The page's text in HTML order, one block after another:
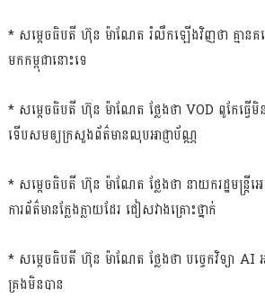
* សម្ដេចធិបតី ហ៊ុន ម៉ាណែត រំលឹកឡើងវិញថា គ្មាន
មកកម្ពុជានោះទេ
* សម្ដេចធិបតី ហ៊ុន ម៉ាណែត ថ្លែងថា VOD ពូកែធ្វើ
ទើបសមឲ្យក្រសួងព័ត៌មានលុបអាជ្ញាប័ណ្ណ
* សម្ដេចធិបតី ហ៊ុន ម៉ាណែត ថ្លែងថា នាយករដ្ឋមន្ដ្រីអ
ការព័ត៌មានក្លែងក្លាយដែរ ជៀសវាងគ្រោះថ្នាក់
* សម្ដេចធិបតី ហ៊ុន ម៉ាណែត ថ្លែងថា បច្ចេកវិទ្យា AI អ
គ្រងមិនបាន